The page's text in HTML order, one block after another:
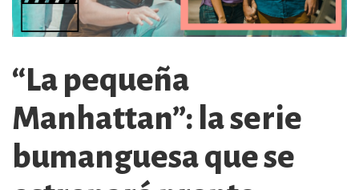
“La pequeña
Manhattan”: la serie
bumanguesa que se